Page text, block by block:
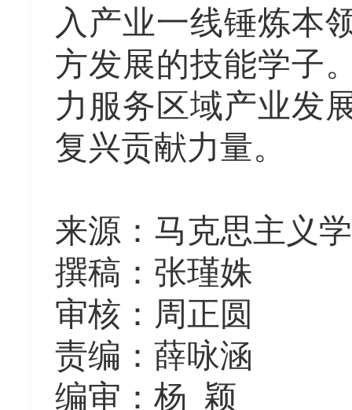
入产业一线锤炼本
方发展的技能学子
力服务区域产业发
复兴贡献力量。
来源：马克思主义
撰稿：张瑾姝
审核：周正圆
责编：薛咏涵
编审：杨 颖